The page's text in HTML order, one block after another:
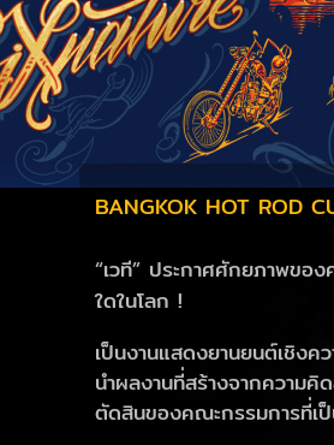
BANGKOK HOT ROD
“เวที” ประกาศศักยภาพขอ
ใดในโลก !
เป็นงานแสดงยานยนต์เชิง
นำผลงานที่สร้างจากความ
ตัดสินของคณะกรรมการที่เ